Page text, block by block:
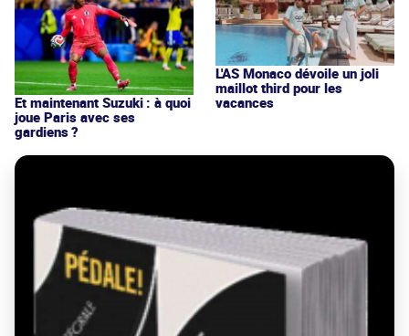
Et maintenant Suzuki : à quoi
joue Paris avec ses
gardiens ?
L'AS Monaco dévoile un joli
maillot third pour les
vacances